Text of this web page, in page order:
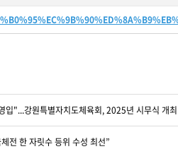
입"...강원특별자치도체육회, 2025년 시무식 개최
전 한 자릿수 등위 수성 최선”